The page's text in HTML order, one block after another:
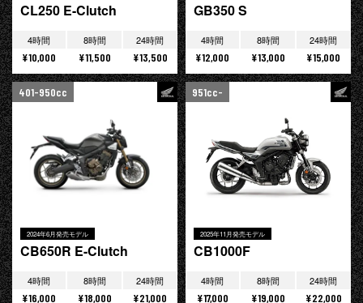
CL250 E-Clutch
4時間
¥10,000
8時間
¥11,500
24時間
¥13,500
GB350 S
4時間
¥12,000
8時間
¥13,000
24時間
¥15,000
401-950cc
2024年6月発売モデル
CB650R E-Clutch
4時間
¥16,000
8時間
¥18,000
24時間
¥21,000
951cc-
2025年11月発売モデル
CB1000F
4時間
¥17,000
8時間
¥19,000
24時間
¥22,000